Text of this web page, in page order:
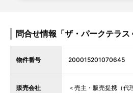
問合せ情報「ザ・パークテラス
物件番号 200015201070645
販売会社
＜売主・販売提携（代